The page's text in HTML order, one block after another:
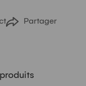
Partager